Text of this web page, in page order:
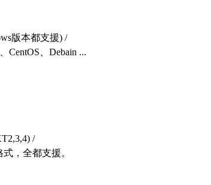
版本都支援) /
CentOS、Debain ...
/
，全都支援。